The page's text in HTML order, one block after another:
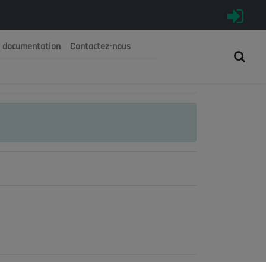
الجزائرية الديمقراطية الشعبية
documentation Contactez-nous